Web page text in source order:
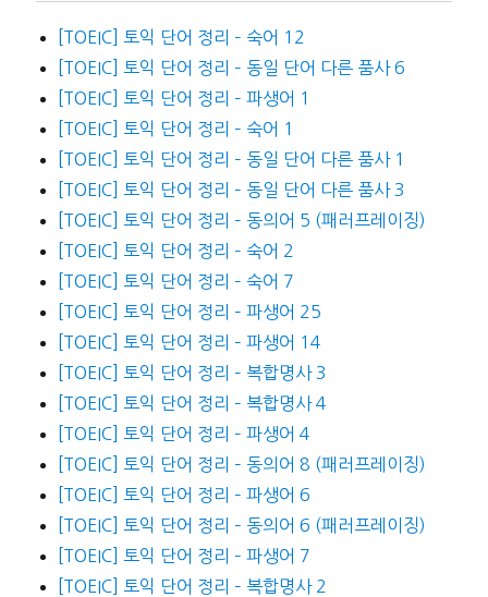
[TOEIC] 토익 단어 정리 – 숙어 12
[TOEIC] 토익 단어 정리 – 동일 단어 다른 품사 6
[TOEIC] 토익 단어 정리 – 파생어 1
[TOEIC] 토익 단어 정리 – 숙어 1
[TOEIC] 토익 단어 정리 – 동일 단어 다른 품사 1
[TOEIC] 토익 단어 정리 – 동일 단어 다른 품사 3
[TOEIC] 토익 단어 정리 – 동의어 5 (패러프레이징)
[TOEIC] 토익 단어 정리 – 숙어 2
[TOEIC] 토익 단어 정리 – 숙어 7
[TOEIC] 토익 단어 정리 – 파생어 25
[TOEIC] 토익 단어 정리 – 파생어 14
[TOEIC] 토익 단어 정리 – 복합명사 3
[TOEIC] 토익 단어 정리 – 복합명사 4
[TOEIC] 토익 단어 정리 – 파생어 4
[TOEIC] 토익 단어 정리 – 동의어 8 (패러프레이징)
[TOEIC] 토익 단어 정리 – 파생어 6
[TOEIC] 토익 단어 정리 – 동의어 6 (패러프레이징)
[TOEIC] 토익 단어 정리 – 파생어 7
[TOEIC] 토익 단어 정리 – 복합명사 2